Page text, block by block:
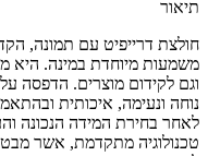
תיאור
חולצת דרייפיט עם תמונה,
משמעות מיוחדת במינה. היא
וגם לקידום מוצרים. הדפסה
נוחה ונעימה, איכותית
לאחר בחירת המידה הנכונה
טכנולוגיה מתקדמת, אשר